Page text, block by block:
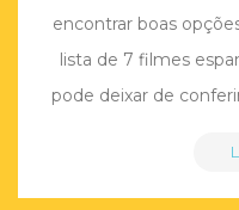
encontrar boas
lista de 7 filmes
pode deixar de